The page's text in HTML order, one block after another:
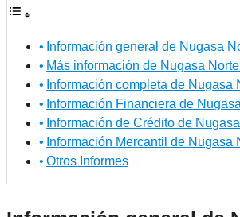
Información general de Nugasa
Más información de Nugasa
Información completa de Nugasa
Información Financiera de
Información de Crédito de
Información Mercantil de Nugasa
Otros Informes